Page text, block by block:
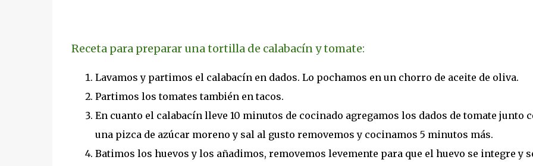
Receta para preparar una tortilla de calabacín y tomate:
Lavamos y partimos el calabacín en dados. Lo pochamos en un chorro de aceite de oliva.
Partimos los tomates también en tacos.
En cuanto el calabacín lleve 10 minutos de cocinado agregamos los dados de tomate junto
una pizca de azúcar moreno y sal al gusto removemos y cocinamos 5 minutos más.
Batimos los huevos y los añadimos, removemos levemente para que el huevo se integre y